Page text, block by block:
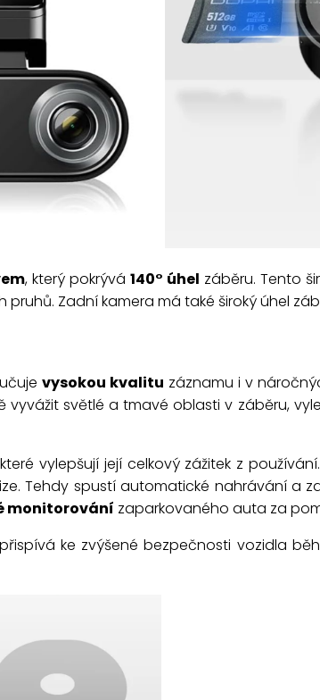
, který pokrývá 140° úhel záběru. Tento
Zadní kamera má také široký úhel
vysokou kvalitu záznamu i v
světlé a tmavé oblasti v záběru,
vylepšují její celkový zážitek z
Tehdy spustí automatické nahrávání a
monitorování zaparkovaného auta za
ke zvýšené bezpečnosti vozidla